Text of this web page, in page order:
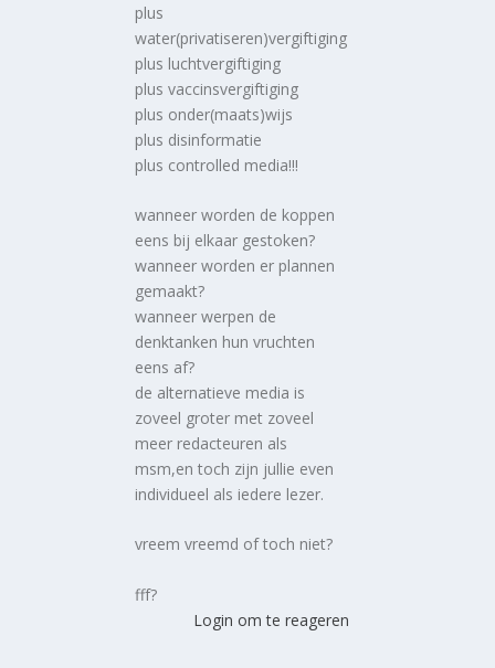
plus
water(privatiseren)vergiftiging
plus luchtvergiftiging
plus vaccinsvergiftiging
plus onder(maats)wijs
plus disinformatie
plus controlled media!!!
wanneer worden de koppen
eens bij elkaar gestoken?
wanneer worden er plannen
gemaakt?
wanneer werpen de
denktanken hun vruchten
eens af?
de alternatieve media is
zoveel groter met zoveel
meer redacteuren als
msm,en toch zijn jullie even
individueel als iedere lezer.
vreem vreemd of toch niet?
fff?
Login om te reageren